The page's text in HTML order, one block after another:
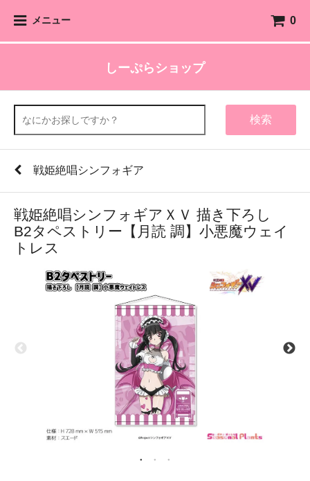
メニュー 0
しーぷらショップ
検索
戦姫絶唱シンフォギア
戦姫絶唱シンフォギアＸＶ 描き下ろし
B2タペストリー【月読 調】小悪魔ウェイ
トレス